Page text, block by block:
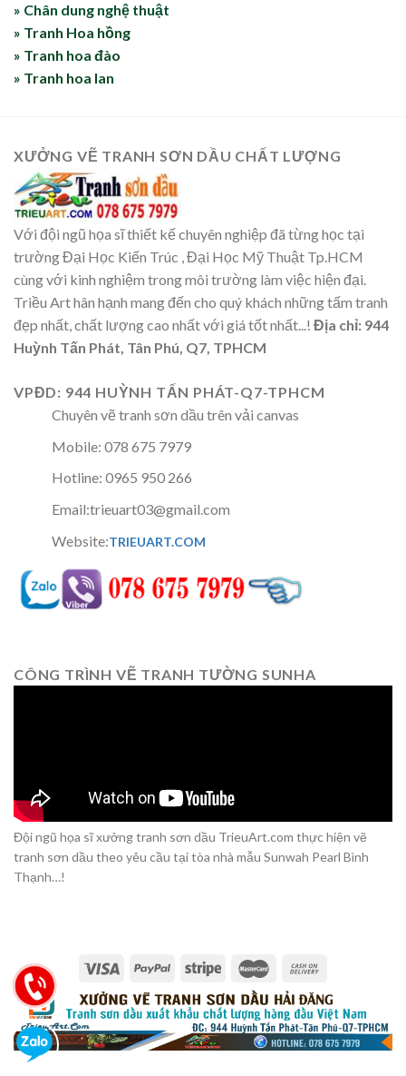
» Chân dung nghệ thuật
» Tranh Hoa hồng
» Tranh hoa đào
» Tranh hoa lan
XƯỞNG VẼ TRANH SƠN DẦU CHẤT LƯỢNG
Với đội ngũ họa sĩ thiết kế chuyên nghiệp đã từng học tại
trường Đại Học Kiến Trúc , Đại Học Mỹ Thuật Tp.HCM
cùng với kinh nghiệm trong môi trường làm việc hiện đại.
Triều Art hân hạnh mang đến cho quý khách những tấm tranh
đẹp nhất, chất lượng cao nhất với giá tốt nhất...! Địa chỉ: 944
Huỳnh Tấn Phát, Tân Phú, Q7, TPHCM
VPĐD: 944 HUỲNH TẤN PHÁT-Q7-TPHCM
Chuyên vẽ tranh sơn dầu trên vải canvas
Mobile: 078 675 7979
Hotline: 0965 950 266
Email:trieuart03@gmail.com
Website:TRIEUART.COM
CÔNG TRÌNH VẼ TRANH TƯỜNG SUNHA
Đội ngũ họa sĩ xưởng tranh sơn dầu TrieuArt.com thực hiện vẽ
tranh sơn dầu theo yêu cầu tại tòa nhà mẫu Sunwah Pearl Bình
Thạnh…!